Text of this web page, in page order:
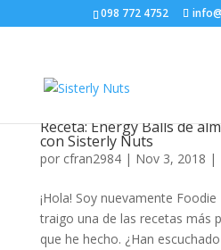
098 772 4752
Receta: Energy Balls de
con Sisterly Nuts
por cfran2984| Nov 3, 2018 |
¡Hola! Soy nuevamente
traigo una de las recetas más
que he hecho. ¿Han